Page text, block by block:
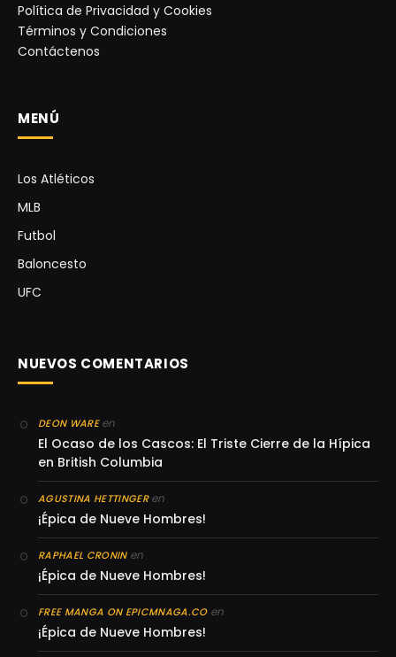
Política de Privacidad y Cookies
Términos y Condiciones
Contáctenos
MENÚ
Los Atléticos
MLB
Futbol
Baloncesto
UFC
NUEVOS COMENTARIOS
DEON WAREen
El Ocaso de los Cascos: El Triste Cierre de la Hípica
en British Columbia
AGUSTINA HETTINGERen
¡Épica de Nueve Hombres!
RAPHAEL CRONINen
¡Épica de Nueve Hombres!
FREE MANGA ON EPICMNAGA.COen
¡Épica de Nueve Hombres!